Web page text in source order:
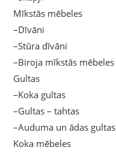
Mīkstās mēbeles
–Dīvāni
–Stūra dīvāni
–Biroja mīkstās mēbeles
Gultas
–Koka gultas
–Gultas – tahtas
–Auduma un ādas gultas
Koka mēbeles